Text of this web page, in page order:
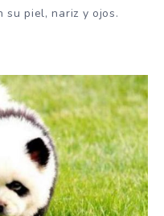
su piel, nariz y ojos.